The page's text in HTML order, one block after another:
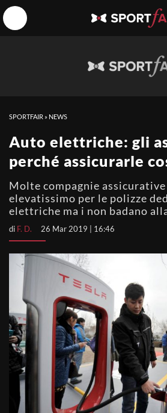
SPORTFAIR » NEWS
Auto elettriche: gli
perché assicurarle
Molte compagnie
elevatissimo per le polizze
elettriche ma i non badano
di F. D. 26 Mar 2019 | 16:46